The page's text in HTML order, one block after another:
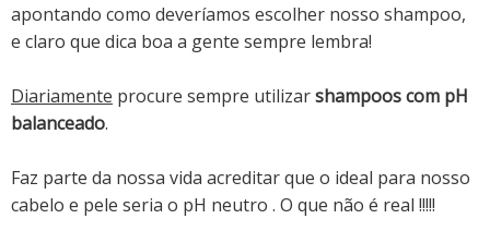
apontando como deveríamos escolher nosso shampoo,
e claro que dica boa a gente sempre lembra!
Diariamente procure sempre utilizarshampoos com pH
balanceado.
Faz parte da nossa vida acreditar que o ideal para nosso
cabelo e pele seria o pH neutro . O que não é real !!!!!